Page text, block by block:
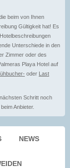
beim von Ihnen
Gültigkeit hat! Es
Hotelbeschreibungen
Unterschiede in den
Zimmer oder des
Playa Hotel auf
oder Last
Schritt noch
Anbieter.
NEWS